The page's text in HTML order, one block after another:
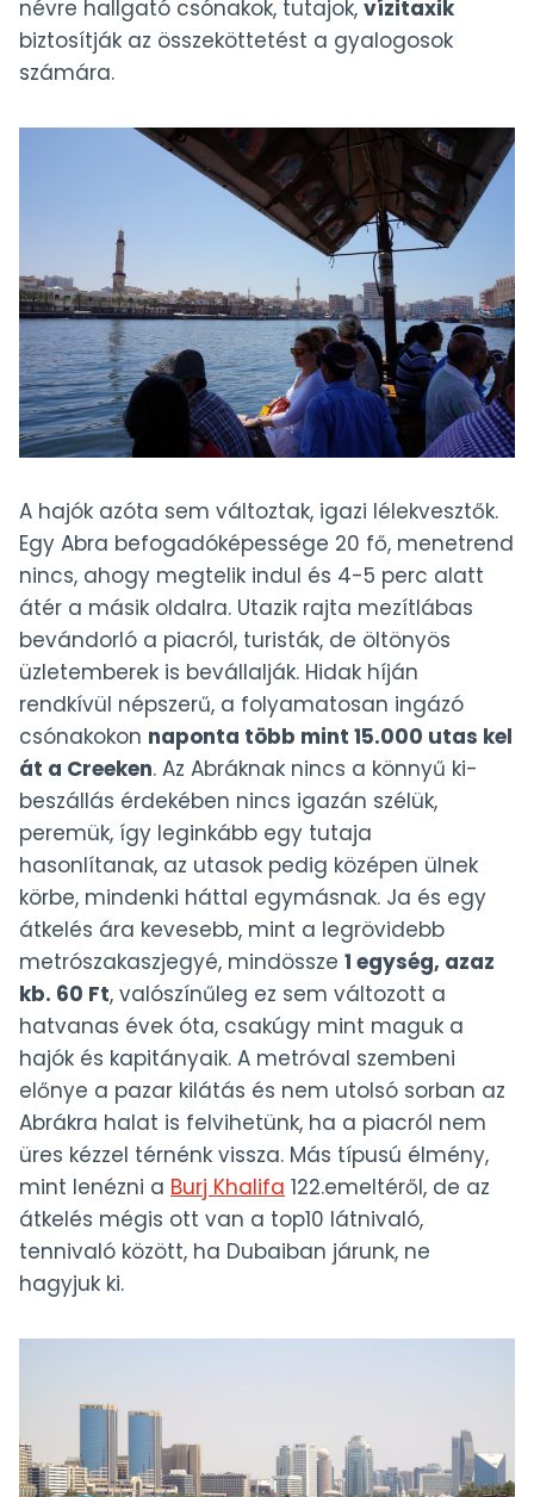
névre hallgató csónakok, tutajok, vízitaxik
biztosítják az összeköttetést a gyalogosok
számára.
A hajók azóta sem változtak, igazi lélekvesztők.
Egy Abra befogadóképessége 20 fő, menetrend
nincs, ahogy megtelik indul és 4-5 perc alatt
átér a másik oldalra. Utazik rajta mezítlábas
bevándorló a piacról, turisták, de öltönyös
üzletemberek is bevállalják. Hidak híján
rendkívül népszerű, a folyamatosan ingázó
csónakokon naponta több mint 15.000 utas kel
át a Creeken. Az Abráknak nincs a könnyű ki-
beszállás érdekében nincs igazán szélük,
peremük, így leginkább egy tutaja
hasonlítanak, az utasok pedig középen ülnek
körbe, mindenki háttal egymásnak. Ja és egy
átkelés ára kevesebb, mint a legrövidebb
metrószakaszjegyé, mindössze 1 egység, azaz
kb. 60 Ft, valószínűleg ez sem változott a
hatvanas évek óta, csakúgy mint maguk a
hajók és kapitányaik. A metróval szembeni
előnye a pazar kilátás és nem utolsó sorban az
Abrákra halat is felvihetünk, ha a piacról nem
üres kézzel térnénk vissza. Más típusú élmény,
mint lenézni a Burj Khalifa 122.emeltéről, de az
átkelés mégis ott van a top10 látnivaló,
tennivaló között, ha Dubaiban járunk, ne
hagyjuk ki.